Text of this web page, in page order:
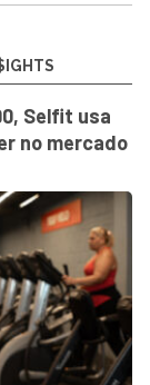
Selfit usa
no mercado